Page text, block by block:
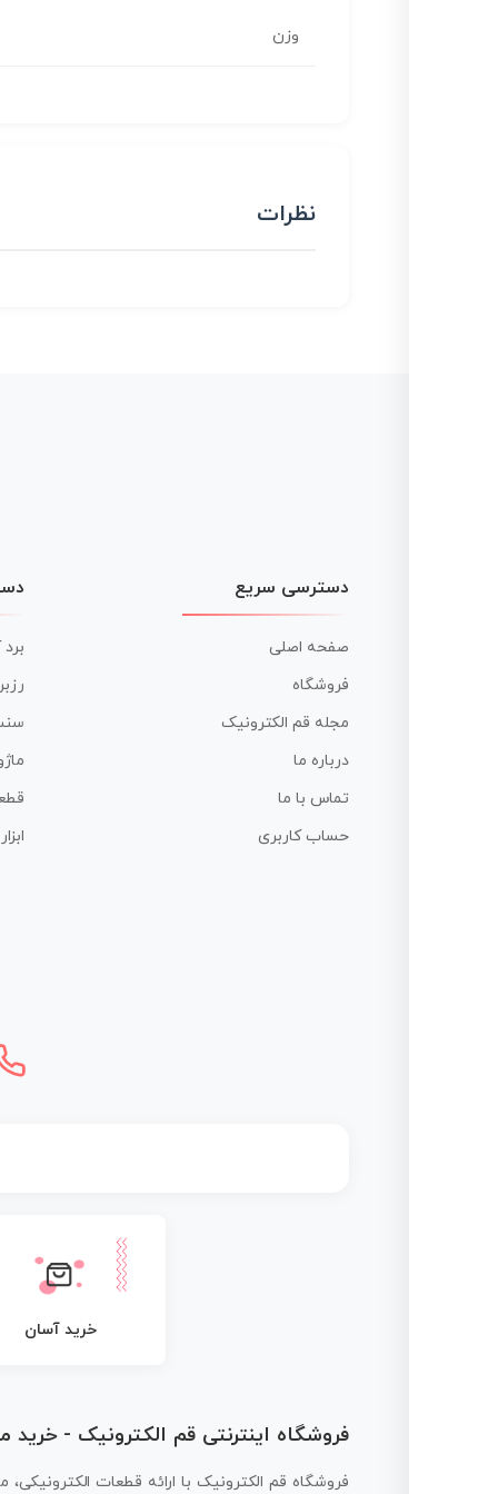
وزن
نظرات
دسترسی سریع
صفحه اصلی
فروشگاه
مجله قم الکترونیک
درباره ما
تماس با ما
حساب کاربری
برد
خرید آسان
فروشگاه اینترنتی قم الکترونیک -
فروشگاه قم الکترونیک با ارائه قطعات